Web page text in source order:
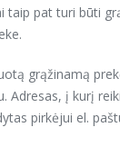
taip pat turi būti
grąžinamą
Adresas, į kurį
pirkėjui el.